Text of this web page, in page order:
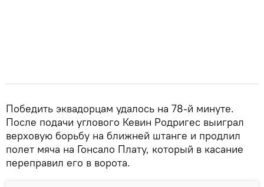
Победить эквадорцам удалось на 78-й минуте.
После подачи углового Кевин Родригес выиграл
верховую борьбу на ближней штанге и продлил
полет мяча на Гонсало Плату, который в касание
переправил его в ворота.